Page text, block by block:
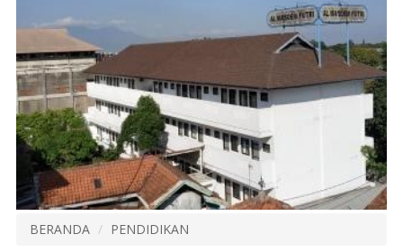
BERANDA PENDIDIKAN